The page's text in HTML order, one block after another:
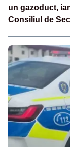
un gazoduct,
Consiliul de